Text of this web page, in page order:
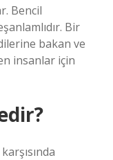
Bencil
Bir
bakan ve
insanlar için